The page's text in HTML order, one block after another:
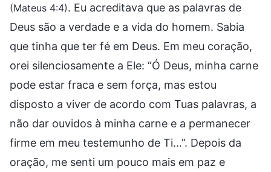
(Mateus 4:4). Eu acreditava que as palavras de
Deus são a verdade e a vida do homem. Sabia
que tinha que ter fé em Deus. Em meu coração,
orei silenciosamente a Ele: “Ó Deus, minha carne
pode estar fraca e sem força, mas estou
disposto a viver de acordo com Tuas palavras, a
não dar ouvidos à minha carne e a permanecer
firme em meu testemunho de Ti…”. Depois da
oração, me senti um pouco mais em paz e